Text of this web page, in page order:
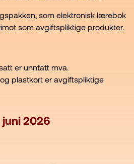
som elektronisk lærebok
som avgiftspliktige produkter.
er unntatt mva.
plastkort er avgiftspliktige
juni 2026